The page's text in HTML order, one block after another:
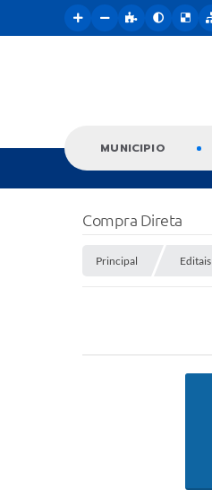
MUNICIPIO
Compra Direta
Principal Editais